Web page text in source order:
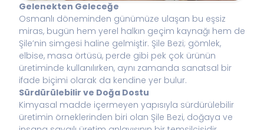
Gelenekten Geleceğe
Osmanlı döneminden günümüze ulaşan bu eşsiz
miras, bugün hem yerel halkın geçim kaynağı hem de
Şile’nin simgesi haline gelmiştir. Şile Bezi; gömlek,
elbise, masa örtüsü, perde gibi pek çok ürünün
üretiminde kullanılırken, aynı zamanda sanatsal bir
ifade biçimi olarak da kendine yer bulur.
Sürdürülebilir ve Doğa Dostu
Kimyasal madde içermeyen yapısıyla sürdürülebilir
üretimin örneklerinden biri olan Şile Bezi, doğaya ve